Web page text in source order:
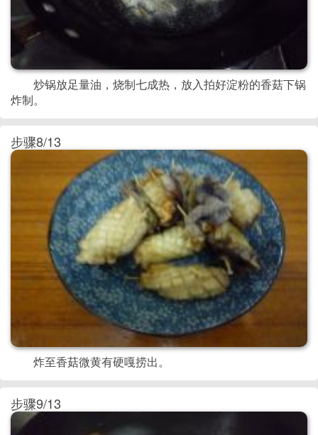
炒锅放足量油，烧制七成热，放入拍好淀粉的香菇下锅
炸制。
步骤8/13
炸至香菇微黄有硬嘎捞出。
步骤9/13